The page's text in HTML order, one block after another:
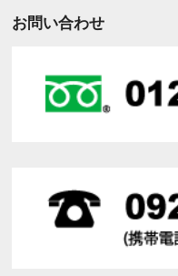
お問い合わせ